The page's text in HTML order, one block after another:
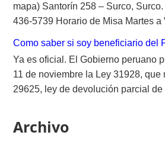
mapa) Santorín 258 – Surco,
436-5739 Horario de Misa Martes a
Como saber si soy beneficiario del
Ya es oficial. El Gobierno peruano
11 de noviembre la Ley 31928, que
29625, ley de devolución parcial de
Archivo